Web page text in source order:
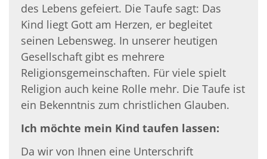
des Lebens gefeiert. Die Taufe sagt: Das
Kind liegt Gott am Herzen, er begleitet
seinen Lebensweg. In unserer heutigen
Gesellschaft gibt es mehrere
Religionsgemeinschaften. Für viele spielt
Religion auch keine Rolle mehr. Die Taufe ist
ein Bekenntnis zum christlichen Glauben.
Ich möchte mein Kind taufen lassen:
Da wir von Ihnen eine Unterschrift